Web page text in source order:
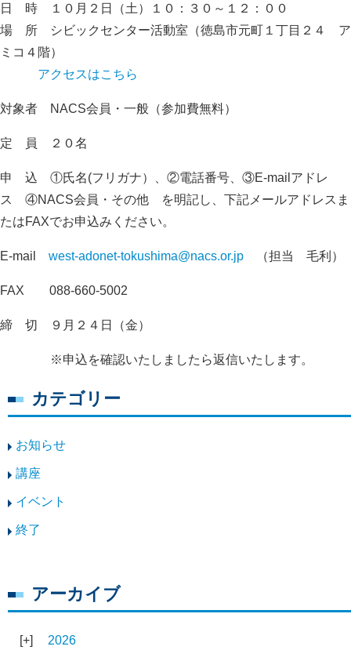
日 時 １０月２日（土）１０：３０～１２：００
場 所 シビックセンター活動室（徳島市元町１丁目２４ ア
ミコ４階）
アクセスはこちら
対象者 NACS会員・一般（参加費無料）
定 員 ２０名
申 込 ①氏名(フリガナ）、②電話番号、③E-mailアドレ
ス ④NACS会員・その他 を明記し、下記メールアドレスま
たはFAXでお申込みください。
E-mail west-adonet-tokushima@nacs.or.jp （担当 毛利）
FAX 088-660-5002
締 切 ９月２４日（金）
※申込を確認いたしましたら返信いたします。
カテゴリー
お知らせ
講座
イベント
終了
アーカイブ
2026